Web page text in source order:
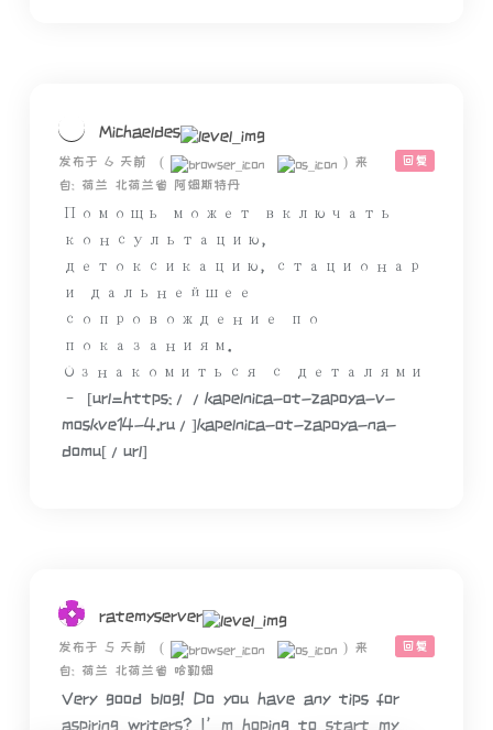
Michaeldes
回复
发布于 6 天前 ( ) 来
自: 荷兰 北荷兰省 阿姆斯特丹
Помощь может включать
консультацию,
детоксикацию, стационар
и дальнейшее
сопровождение по
показаниям.
Ознакомиться с деталями
– [url=https://kapelnica-ot-zapoya-v-
moskve14-4.ru/]kapelnica-ot-zapoya-na-
domu[/url]
ratemyserver
回复
发布于 5 天前 ( ) 来
自: 荷兰 北荷兰省 哈勒姆
Very good blog! Do you have any tips for
aspiring writers? I’m hoping to start my